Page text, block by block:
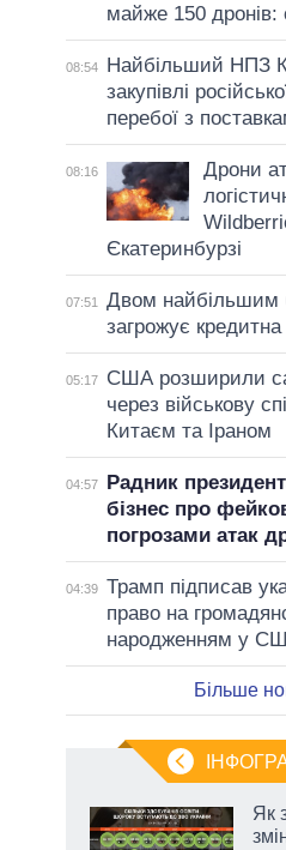
майже 150
08:54
Найбільший НПЗ
закупівлі
перебої з
08:16
Дрони
Єкатеринбурзі
07:51
Двом найбільшим
загрожує кредитна
05:17
США розширили
через військову
Китаєм та Іраном
04:57
Радник
бізнес про
погрозами атак
04:39 Трамп підписав
право на
народженням у
Більше
Як